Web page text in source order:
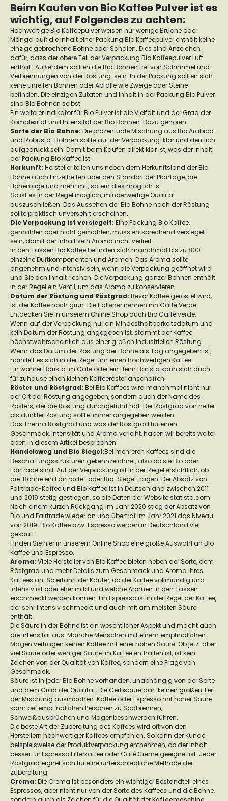
Beim Kaufen von Bio Kaffee Pulver ist es
wichtig, auf Folgendes zu achten:
Hochwertige Bio Kaffeepulver weisen nur wenige Brüche oder
Mängel auf; die Inhalt einer Packung Bio Kaffeepulver enthält keine
einzige gebrochene Bohne oder Schalen. Dies sind Anzeichen
dafür, dass der obere Teil der Verpackung Bio Kaffeepulver Luft
enthält. Außerdem sollten die Bio Bohnen frei von Schimmel und
Verbrennungen von der Röstung sein. In der Packung sollten sich
keine unreifen Bohnen oder Abfälle wie Zweige oder Steine
befinden. Die einzigen Zutaten und Inhalt in der Packung Bio Pulver
sind Bio Bohnen selbst.
Ein weiterer Indikator für Bio Pulver ist die Vielfalt und der Grad der
Komplexität und Intensität der Bio Bohnen. Dazu gehören:
Sorte der Bio Bohne: Die prozentuale Mischung aus Bio Arabica-
und Robusta-Bohnen sollte auf der Verpackung klar und deutlich
aufgedruckt sein. Damit beim Kaufen direkt klar ist, was der Inhalt
der Packung Bio Kaffee ist.
Herkunft: Hersteller teilen uns neben dem Herkunftsland der Bio
Bohne auch Einzelheiten über den Standort der Plantage, die
Höhenlage und mehr mit, sofern dies möglich ist.
So ist es in der Regel möglich, minderwertige Qualität
auszuschließen. Das Aussehen der Bio Bohne nach der Röstung
sollte praktisch unversehrt erscheinen.
Die Verpackung ist versiegelt: Eine Packung Bio Kaffee,
gemahlen oder nicht gemahlen, muss entsprechend versiegelt
sein, damit der Inhalt sein Aroma nicht verliert.
In den Tassen Bio Kaffee befinden sich manchmal bis zu 800
einzelne Duftkomponenten und Aromen. Das Aroma sollte
angenehm und intensiv sein, wenn die Verpackung geöffnet wird
und Sie den Inhalt riechen. Die Verpackung ganzer Bohnen enthält
in der Regel ein Ventil, um das Aroma zu konservieren
Datum der Röstung und Röstgrad: Bevor Kaffee geröstet wird,
ist der Kaffee noch grün. Die Italiener nennen ihn Caffè Verde.
Entdecken Sie in unserem Online Shop auch Bio Caffè verde.
Wenn auf der Verpackung nur ein Mindesthaltbarkeitsdatum und
kein Datum der Röstung angegeben ist, stammt der Kaffee
höchstwahrscheinlich aus einer großen industriellen Röstung.
Wenn das Datum der Röstung der Bohne als Tag angegeben ist,
handelt es sich in der Regel um einen hochwertigen Kaffee.
Ein wahrer Barista im Café oder ein Heim Barista kann sich auch
für zuhause einen kleinen Kaffeeröster anschaffen.
Röster und Röstgrad: Bei Bio Kaffees wird manchmal nicht nur
der Ort der Röstung angegeben, sondern auch der Name des
Rösters, der die Röstung durchgeführt hat. Der Röstgrad von heller
bis dunkler Röstung sollte immer angegeben werden.
Das Thema Röstgrad und was der Röstgrad für einen
Geschmack, Intensität und Aroma verleiht, haben wir bereits weiter
oben in diesem Artikel besprochen.
Handelsweg und Bio Siegel:Bei mehreren Kaffees sind die
Beschaffungsstrukturen gekennzeichnet, also ob sie Bio oder
Fairtrade sind. Auf der Verpackung ist in der Regel ersichtlich, ob
die Bohne ein Fairtrade- oder Bio-Siegel tragen. Der Absatz von
Fairtrade-Kaffee und Bio Kaffee ist in Deutschland zwischen 2011
und 2019 stetig gestiegen, so die Daten der Website statista.com.
Nach einem kurzen Rückgang im Jahr 2020 stieg der Absatz von
Bio und Fairtrade wieder an und übertraf im Jahr 2021 das Niveau
von 2019. Bio Kaffee bzw. Espresso werden in Deutschland viel
gekauft.
Finden Sie hier in unserem Online Shop eine große Auswahl an Bio
Kaffee und Espresso.
Aroma: Viele Hersteller von Bio Kaffee bieten neben der Sorte, dem
Röstgrad und mehr Details zum Geschmack und Aroma ihres
Kaffees an. So erfährt der Käufer, ob der Kaffee vollmundig und
intensiv ist oder eher mild und welche Aromen in den Tassen
erschmeckt werden können. Ein Espresso ist in der Regel der Kaffee,
der sehr intensiv schmeckt und auch mit am meisten Säure
enthält.
Die Säure in der Bohne ist ein wesentlicher Aspekt und macht auch
die Intensität aus. Manche Menschen mit einem empfindlichen
Magen vertragen keinen Kaffee mit einer hohen Säure. Ob jetzt aber
viel Säure oder weniger Säure im Kaffee enthalten ist, ist kein
Zeichen von der Qualität von Kaffee, sondern eine Frage von
Geschmack.
Säure ist in jeder Bio Bohne vorhanden, unabhängig von der Sorte
und dem Grad der Qualität. Die Gerbsäure darf keinen großen Teil
der Mischung ausmachen. Kaffee oder Espresso mit hoher Säure
kann bei empfindlichen Personen zu Sodbrennen,
Schweißausbrüchen und Magenbeschwerden führen.
Die beste Art der Zubereitung des Kaffees wird oft von den
Herstellern hochwertiger Kaffees empfohlen. So kann der Kunde
beispielsweise der Produktverpackung entnehmen, ob der Inhalt
besser für Espresso Filterkaffee oder Café Creme geeignet ist. Jeder
Röstgrad eignet sich für eine unterschiedliche Methode der
Zubereitung.
Crema: Die Crema ist besonders ein wichtiger Bestandteil eines
Espressos, aber nicht nur von der Sorte des Kaffees und die Bohne,